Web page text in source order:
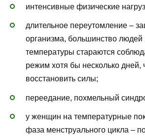
интенсивные физические
длительное переутомление –
организма, большинство
температуры стараются
режим хотя бы несколько дней,
восстановить силы;
переедание, похмельный
у женщин на температурные
фаза менструального цикла –